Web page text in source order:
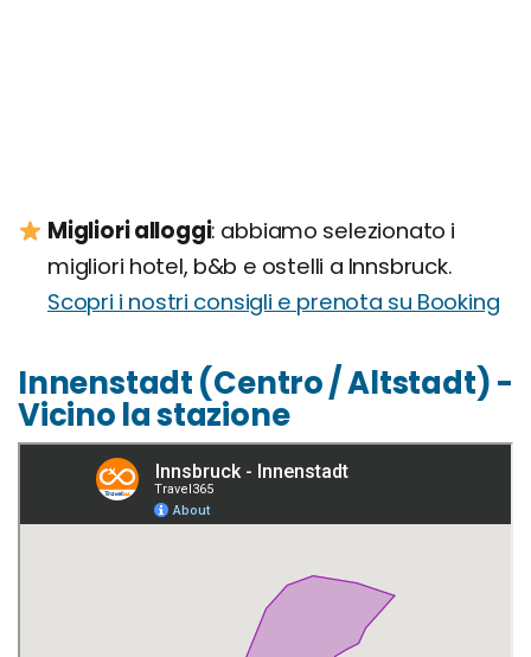
Migliori alloggi: abbiamo selezionato i
migliori hotel, b&b e ostelli a Innsbruck.
Scopri i nostri consigli e prenota su Booking
Innenstadt (Centro / Altstadt) -
Vicino la stazione